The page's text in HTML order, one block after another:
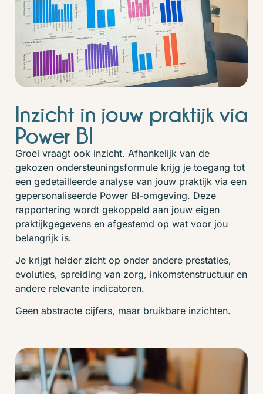
Inzicht in jouw praktijk via
Power BI
Groei vraagt ook inzicht. Afhankelijk van de
gekozen ondersteuningsformule krijg je toegang tot
een gedetailleerde analyse van jouw praktijk via een
gepersonaliseerde Power BI-omgeving. Deze
rapportering wordt gekoppeld aan jouw eigen
praktijkgegevens en afgestemd op wat voor jou
belangrijk is.
Je krijgt helder zicht op onder andere prestaties,
evoluties, spreiding van zorg, inkomstenstructuur en
andere relevante indicatoren.
Geen abstracte cijfers, maar bruikbare inzichten.